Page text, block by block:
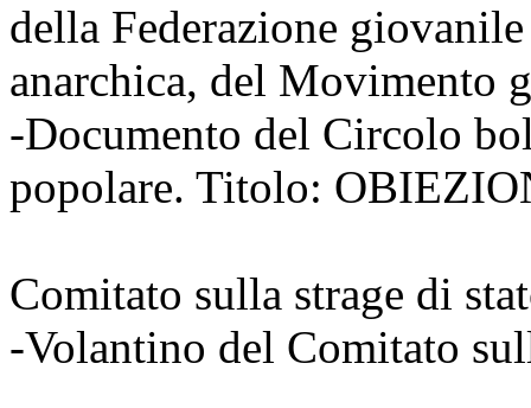
della Federazione
anarchica, del Movimento
-Documento del Circolo
popolare. Titolo:
Comitato sulla strage di
-Volantino del Comitato